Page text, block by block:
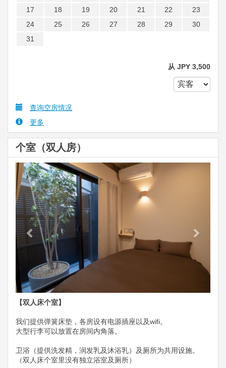
17
18 19 20 21 22
23
24
25 26 27 28 29
30
31
从 JPY 3,500
查询空房情况
更多
个室（双人房）
Previous
【双人床个室】
我们提供弹簧床垫​​，各房设有电源插座以及wifi。
大型行李可以放置在房间内角落。
卫浴（提供洗发精，润发乳及沐浴乳）及厕所为共用设施。
（双人床个室里没有独立浴室及厕所）